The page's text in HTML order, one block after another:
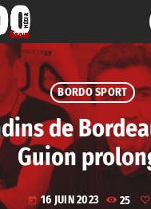
BORDO SPORT
de
Guion
today 16 JUIN 2023 25